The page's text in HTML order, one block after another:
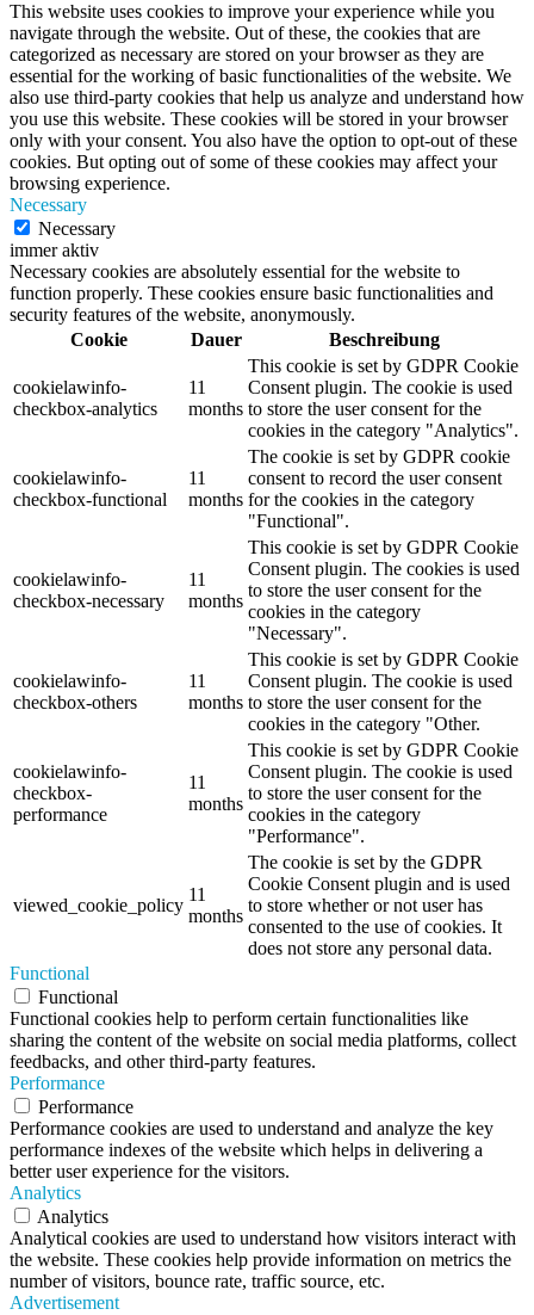
This website uses cookies to improve your experience while you
navigate through the website. Out of these, the cookies that are
categorized as necessary are stored on your browser as they are
essential for the working of basic functionalities of the website. We
also use third-party cookies that help us analyze and understand how
you use this website. These cookies will be stored in your browser
only with your consent. You also have the option to opt-out of these
cookies. But opting out of some of these cookies may affect your
browsing experience.
Necessary
Necessary
immer aktiv
Necessary cookies are absolutely essential for the website to
function properly. These cookies ensure basic functionalities and
security features of the website, anonymously.
Cookie
Dauer Beschreibung
cookielawinfo-
checkbox-analytics
11
months
This cookie is set by GDPR Cookie
Consent plugin. The cookie is used
to store the user consent for the
cookies in the category "Analytics".
cookielawinfo-
checkbox-functional
11
months
The cookie is set by GDPR cookie
consent to record the user consent
for the cookies in the category
"Functional".
cookielawinfo-
checkbox-necessary
11
months
This cookie is set by GDPR Cookie
Consent plugin. The cookies is used
to store the user consent for the
cookies in the category
"Necessary".
cookielawinfo-
checkbox-others
11
months
This cookie is set by GDPR Cookie
Consent plugin. The cookie is used
to store the user consent for the
cookies in the category "Other.
cookielawinfo-
checkbox-
performance
11
months
This cookie is set by GDPR Cookie
Consent plugin. The cookie is used
to store the user consent for the
cookies in the category
"Performance".
viewed_cookie_policy
11
months
The cookie is set by the GDPR
Cookie Consent plugin and is used
to store whether or not user has
consented to the use of cookies. It
does not store any personal data.
Functional
Functional
Functional cookies help to perform certain functionalities like
sharing the content of the website on social media platforms, collect
feedbacks, and other third-party features.
Performance
Performance
Performance cookies are used to understand and analyze the key
performance indexes of the website which helps in delivering a
better user experience for the visitors.
Analytics
Analytics
Analytical cookies are used to understand how visitors interact with
the website. These cookies help provide information on metrics the
number of visitors, bounce rate, traffic source, etc.
Advertisement